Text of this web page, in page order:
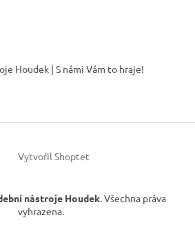
Houdek | S námi Vám to hraje!
Vytvořil Shoptet
nástroje Houdek. Všechna práva
vyhrazena.